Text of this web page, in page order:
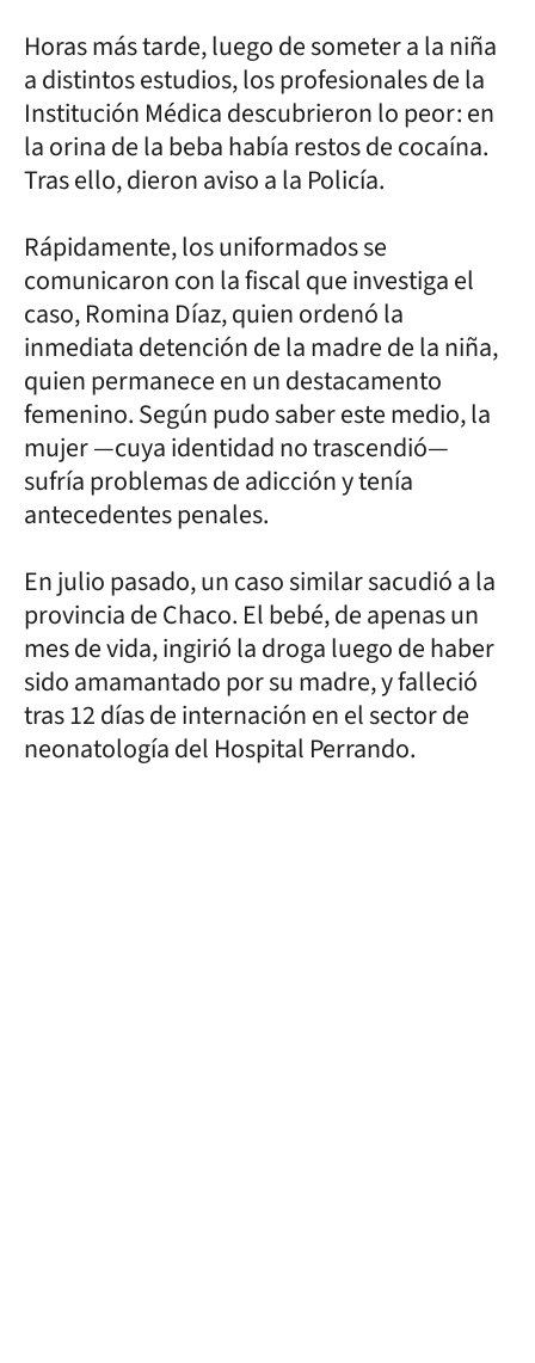
Horas más tarde, luego de someter a la niña
a distintos estudios, los profesionales de la
Institución Médica descubrieron lo peor: en
la orina de la beba había restos de cocaína.
Tras ello, dieron aviso a la Policía.
Rápidamente, los uniformados se
comunicaron con la fiscal que investiga el
caso, Romina Díaz, quien ordenó la
inmediata detención de la madre de la niña,
quien permanece en un destacamento
femenino. Según pudo saber este medio, la
mujer —cuya identidad no trascendió—
sufría problemas de adicción y tenía
antecedentes penales.
En julio pasado, un caso similar sacudió a la
provincia de Chaco. El bebé, de apenas un
mes de vida, ingirió la droga luego de haber
sido amamantado por su madre, y falleció
tras 12 días de internación en el sector de
neonatología del Hospital Perrando.